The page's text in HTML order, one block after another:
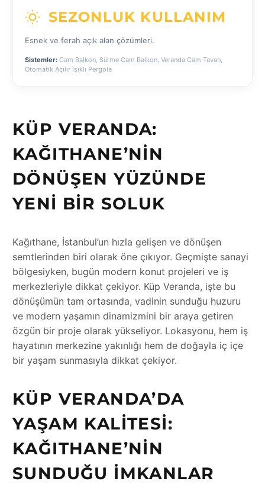
SEZONLUK KULLANIM
Esnek ve ferah açık alan çözümleri.
Sistemler: Cam Balkon, Sürme Cam Balkon, Veranda Cam Tavan,
Otomatik Açılır Işıklı Pergole
KÜP VERANDA:
KAĞITHANE’NIN
DÖNÜŞEN YÜZÜNDE
YENI BIR SOLUK
Kağıthane, İstanbul’un hızla gelişen ve dönüşen
semtlerinden biri olarak öne çıkıyor. Geçmişte sanayi
bölgesiyken, bugün modern konut projeleri ve iş
merkezleriyle dikkat çekiyor. Küp Veranda, işte bu
dönüşümün tam ortasında, vadinin sunduğu huzuru
ve modern yaşamın dinamizmini bir araya getiren
özgün bir proje olarak yükseliyor. Lokasyonu, hem iş
hayatının merkezine yakınlığı hem de doğayla iç içe
bir yaşam sunmasıyla dikkat çekiyor.
KÜP VERANDA’DA
YAŞAM KALITESI:
KAĞITHANE’NIN
SUNDUĞU İMKANLAR